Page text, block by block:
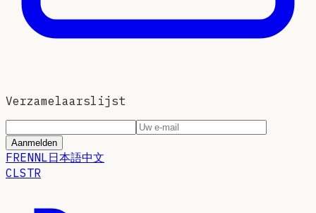
Verzamelaarslijst
Aanmelden
FRENNL日本語中文
CLSTR